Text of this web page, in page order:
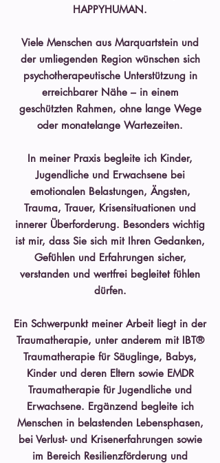
HAPPYHUMAN.
Viele Menschen aus Marquartstein und
der umliegenden Region wünschen sich
psychotherapeutische Unterstützung in
erreichbarer Nähe – in einem
geschützten Rahmen, ohne lange Wege
oder monatelange Wartezeiten.
In meiner Praxis begleite ich Kinder,
Jugendliche und Erwachsene bei
emotionalen Belastungen, Ängsten,
Trauma, Trauer, Krisensituationen und
innerer Überforderung. Besonders wichtig
ist mir, dass Sie sich mit Ihren Gedanken,
Gefühlen und Erfahrungen sicher,
verstanden und wertfrei begleitet fühlen
dürfen.
Ein Schwerpunkt meiner Arbeit liegt in der
Traumatherapie, unter anderem mit IBT®
Traumatherapie für Säuglinge, Babys,
Kinder und deren Eltern sowie EMDR
Traumatherapie für Jugendliche und
Erwachsene. Ergänzend begleite ich
Menschen in belastenden Lebensphasen,
bei Verlust- und Krisenerfahrungen sowie
im Bereich Resilienzförderung und